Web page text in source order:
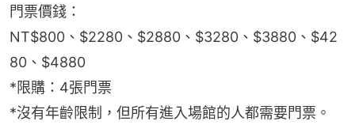
門票價錢：
NT$800、$2280、$2880、$3280、$3880、$42
80、$4880
*限購：4張門票
*沒有年齡限制，但所有進入場館的人都需要門票。